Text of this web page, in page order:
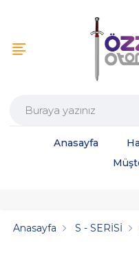
Anasayfa
Anasayfa S - SERİSİ